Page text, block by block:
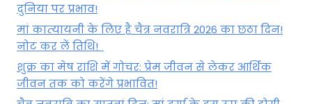
दुनिया पर प्रभाव!
मां कात्‍यायनी के लिए है चैत्र नवरात्रि 2026 का छठा दिन!
नोट कर लें तिथि!
शुक्र का मेष राशि में गोचर: प्रेम जीवन से लेकर आर्थिक
जीवन तक को करेंगे प्रभावित!